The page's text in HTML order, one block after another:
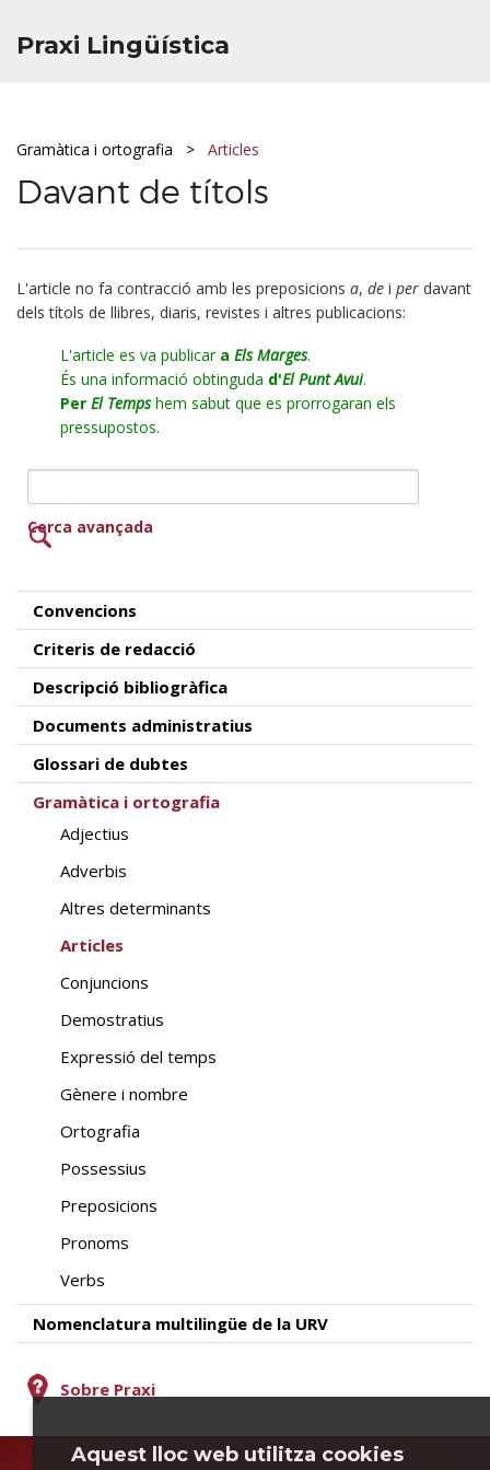
Praxi Lingüística
Gramàtica i ortografia Articles
Davant de títols
L'article no fa contracció amb les preposicions a, de i per davant
dels títols de llibres, diaris, revistes i altres publicacions:
L'article es va publicar a Els Marges.
És una informació obtinguda d'El Punt Avui.
Per El Tempshem sabut que es prorrogaran els
pressupostos.
Cerca avançada
Convencions
Criteris de redacció
Descripció bibliogràfica
Documents administratius
Glossari de dubtes
Gramàtica i ortografia
Adjectius
Adverbis
Altres determinants
Articles
Conjuncions
Demostratius
Expressió del temps
Gènere i nombre
Ortografia
Possessius
Preposicions
Pronoms
Verbs
Nomenclatura multilingüe de la URV
Sobre Praxi
Aquest lloc web utilitza cookies